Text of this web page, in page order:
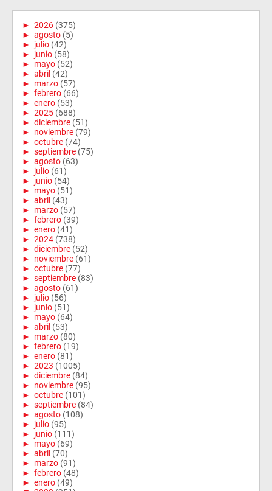
► 2026 (375)
► agosto (5)
► julio (42)
► junio (58)
► mayo (52)
► abril (42)
► marzo (57)
► febrero (66)
► enero (53)
► 2025 (688)
► diciembre (51)
► noviembre (79)
► octubre (74)
► septiembre (75)
► agosto (63)
► julio (61)
► junio (54)
► mayo (51)
► abril (43)
► marzo (57)
► febrero (39)
► enero (41)
► 2024 (738)
► diciembre (52)
► noviembre (61)
► octubre (77)
► septiembre (83)
► agosto (61)
► julio (56)
► junio (51)
► mayo (64)
► abril (53)
► marzo (80)
► febrero (19)
► enero (81)
► 2023 (1005)
► diciembre (84)
► noviembre (95)
► octubre (101)
► septiembre (84)
► agosto (108)
► julio (95)
► junio (111)
► mayo (69)
► abril (70)
► marzo (91)
► febrero (48)
► enero (49)